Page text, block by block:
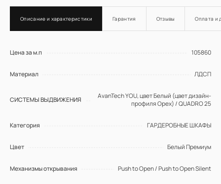
Описание и характеристики Гарантия Отзывы Оплата и
Цена за м.п 105860
Материал ЛДСП
СИСТЕМЫ ВЫДВИЖЕНИЯ
AvanTech YOU, цвет Белый (цвет дизайн-
профиля Орех) / QUADRO 25
Категория ГАРДЕРОБНЫЕ ШКАФЫ
Цвет Белый Премиум
Механизмы открывания Push to Open / Push to Open Silent